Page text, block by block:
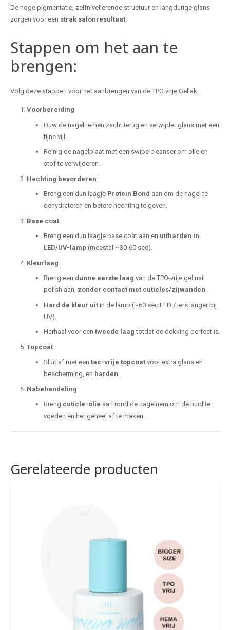
De hoge pigmentatie, zelfnivellerende structuur en langdurige glans
zorgen voor een strak salonresultaat.
Stappen om het aan te
brengen:
Volg deze stappen voor het aanbrengen van de TPO vrije Gellak.
Voorbereiding
Duw de nagelriemen zacht terug en verwijder glans met een
fijne vijl.
Reinig de nagelplaat met een swipe cleanser om olie en
stof te verwijderen.
Hechting bevorderen
Breng een dun laagje Protein Bond aan om de nagel te
dehydrateren en betere hechting te geven.
Base coat
Breng een dun laagje base coat aan en uitharden in
LED/UV-lamp (meestal ~30-60 sec).
Kleurlaag
Breng een dunne eerste laag van de TPO-vrije gel nail
polish aan, zonder contact met cuticles/zijwanden .
Hard de kleur uitin de lamp (~60 sec LED / iets langer bij
UV).
Herhaal voor een tweede laag totdat de dekking perfect is.
Topcoat
Sluit af met een tac-vrije topcoatvoor extra glans en
bescherming, en harden .
Nabehandeling
Breng cuticle-olie aan rond de nagelriem om de huid te
voeden en het geheel af te maken.
Gerelateerde producten